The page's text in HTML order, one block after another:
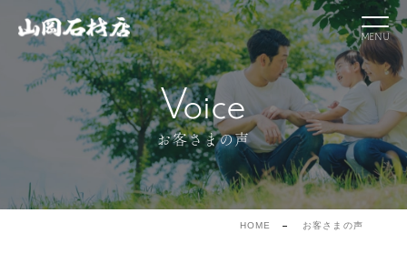
Voice
お客さまの声
HOME お客さまの声